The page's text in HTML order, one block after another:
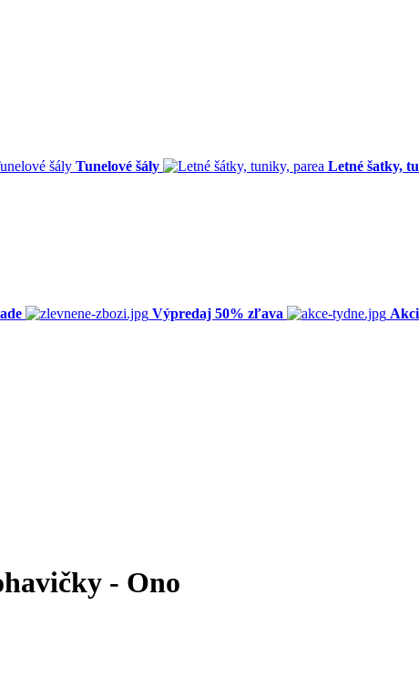
Tunelové šály
Letné šatky,
Výpredaj 50% zľava
- Ono